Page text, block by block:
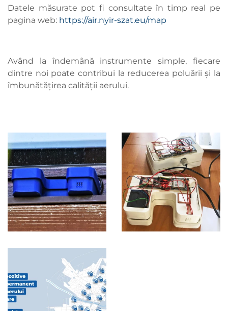
Datele măsurate pot fi consultate în timp real pe
pagina web: https://air.nyir-szat.eu/map
Având la îndemână instrumente simple, fiecare
dintre noi poate contribui la reducerea poluării și la
îmbunătățirea calității aerului.